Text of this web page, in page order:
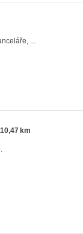
...
km